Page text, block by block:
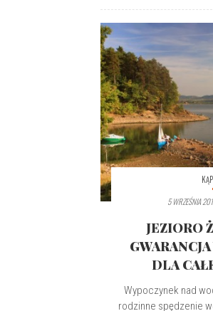
5 WRZEŚNIA
JEZIORO
DLA
Wypoczynek nad
rodzinne spędzenie